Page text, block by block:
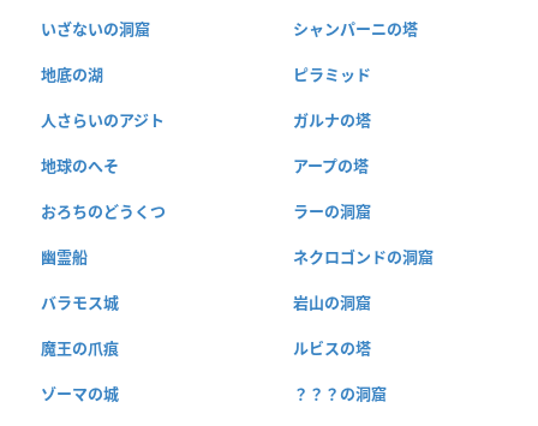
いざないの洞窟 シャンパーニの塔
地底の湖 ピラミッド
人さらいのアジト ガルナの塔
地球のへそ アープの塔
おろちのどうくつ ラーの洞窟
幽霊船 ネクロゴンドの洞窟
バラモス城 岩山の洞窟
魔王の爪痕 ルビスの塔
ゾーマの城 ？？？の洞窟